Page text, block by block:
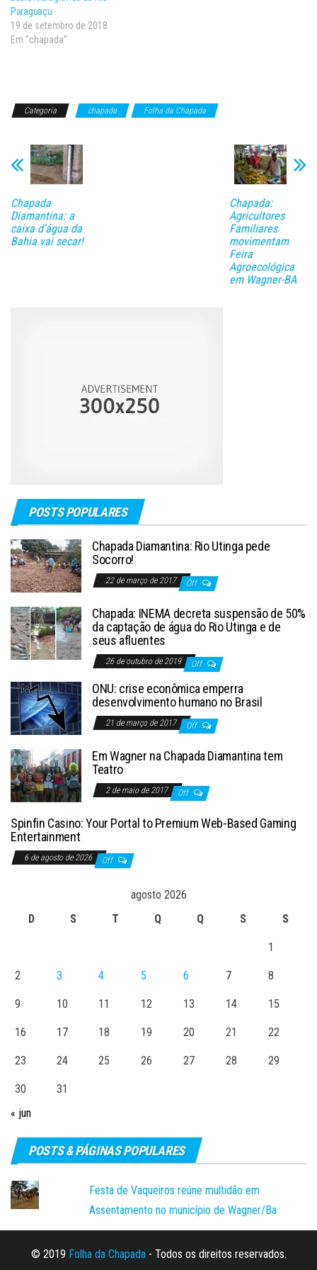
Paraguaçu
19 de setembro de 2018
Em "chapada"
Categoria chapada Folha da Chapada
Chapada
Diamantina: a
caixa d’água da
Bahia vai secar!
Chapada:
Agricultores
Familiares
movimentam
Feira
Agroecológica
em Wagner-BA
POSTS POPULARES
Chapada Diamantina: Rio Utinga pede
Socorro!
22 de março de 2017 Off
Chapada: INEMA decreta suspensão de 50%
da captação de água do Rio Utinga e de
seus afluentes
26 de outubro de 2019 Off
ONU: crise econômica emperra
desenvolvimento humano no Brasil
21 de março de 2017 Off
Em Wagner na Chapada Diamantina tem
Teatro
2 de maio de 2017 Off
Spinfin Casino: Your Portal to Premium Web-Based Gaming
Entertainment
6 de agosto de 2026 Off
agosto 2026
D
S T Q Q S S
1
2 3 4 5 6 7 8
9 10 11 12 13 14 15
16 17 18 19 20 21 22
23 24 25 26 27 28 29
30
31
« jun
POSTS & PÁGINAS POPULARES
Festa de Vaqueiros reúne multidão em
Assentamento no município de Wagner/Ba
© 2019 Folha da Chapada- Todos os direitos reservados.